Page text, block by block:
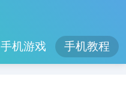
手机游戏 手机教程